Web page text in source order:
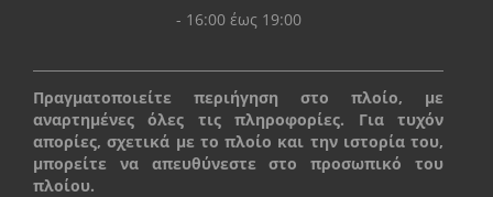
- 16:00 έως 19:00
Πραγματοποιείτε περιήγηση στο πλοίο, με
αναρτημένες όλες τις πληροφορίες. Για τυχόν
απορίες, σχετικά με το πλοίο και την ιστορία του,
μπορείτε να απευθύνεστε στο προσωπικό του
πλοίου.